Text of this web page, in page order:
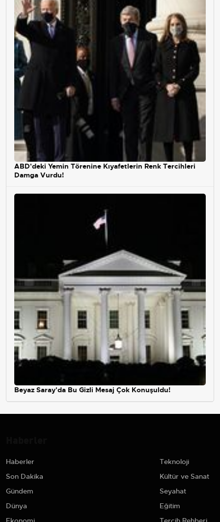
ABD'deki Yemin Törenine Kıyafetlerin Renk Tercihleri
Damga Vurdu!
Beyaz Saray'da Bu Gizli Mesaj Çok Konuşuldu!
Haberler
Son Dakika
Gündem
Dünya
Teknoloji
Kültür ve Sanat
Seyahat
Eğitim